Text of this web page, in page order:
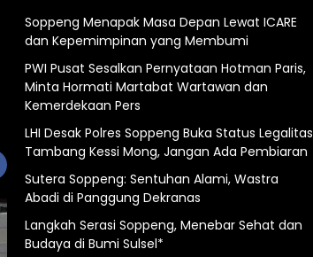
Soppeng Menapak Masa Depan Lewat ICARE
dan Kepemimpinan yang Membumi
PWI Pusat Sesalkan Pernyataan Hotman Paris,
Minta Hormati Martabat Wartawan dan
Kemerdekaan Pers
LHI Desak Polres Soppeng Buka Status Legalitas
Tambang Kessi Mong, Jangan Ada Pembiaran
Sutera Soppeng: Sentuhan Alami, Wastra
Abadi di Panggung Dekranas
Langkah Serasi Soppeng, Menebar Sehat dan
Budaya di Bumi Sulsel*